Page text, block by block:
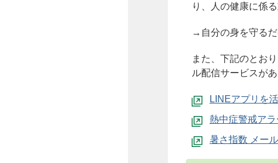
り、人の健康に係
→自分の身を守る
また、下記のとお
ル配信サービスが
LINEアプリを
熱中症警戒ア
暑さ指数 メー